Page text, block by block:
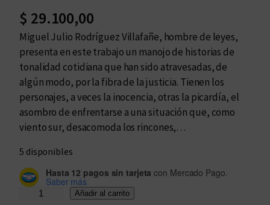
$ 29.100,00
Miguel Julio Rodríguez Villafañe, hombre de leyes,
presenta en este trabajo un manojo de historias de
tonalidad cotidiana que han sido atravesadas, de
algún modo, por la fibra de la justicia. Tienen los
personajes, a veces la inocencia, otras la picardía, el
asombro de enfrentarse a una situación que, como
viento sur, desacomoda los rincones,…
5 disponibles
Hasta 12 pagos sin tarjeta con Mercado Pago.
Saber más
Añadir al carrito